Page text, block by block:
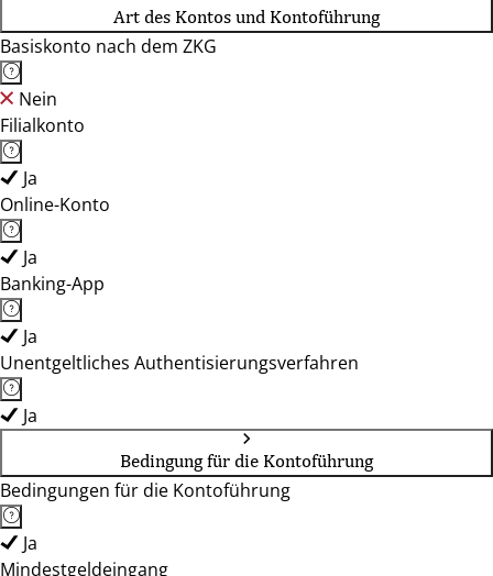
Art des Kontos und Kontoführung
Basiskonto nach dem ZKG
Nein
Filialkonto
Ja
Online-Konto
Ja
Banking-App
Ja
Unentgeltliches Authentisierungsverfahren
Ja
Bedingung für die Kontoführung
Bedingungen für die Kontoführung
Ja
Mindestgeldeingang